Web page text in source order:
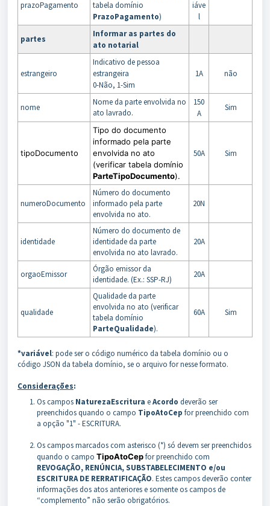
prazoPagamento
tabela domínio
PrazoPagamento)
iáve
l
partes
Informar as partes do
ato notarial
estrangeiro
Indicativo de pessoa
estrangeira
0-Não, 1-Sim
1A não
nome
Nome da parte envolvida no
ato lavrado.
150
A
Sim
tipoDocumento
Tipo do documento
informado pela parte
envolvida no ato
(verificar tabela domínio
ParteTipoDocumento).
50A Sim
numeroDocumento
Número do documento
informado pela parte
envolvida no ato.
20N
identidade
Número do documento de
identidade da parte
envolvida no ato lavrado.
20A
orgaoEmissor
Órgão emissor da
identidade. (Ex.: SSP-RJ)
20A
qualidade
Qualidade da parte
envolvida no ato (verificar
tabela domínio
ParteQualidade).
60A Sim
*variável: pode ser o código numérico da tabela domínio ou o
código JSON da tabela domínio, se o arquivo for nesse formato.
Considerações:
Os campos NaturezaEscritura eAcordo deverão ser
preenchidos quando o campo TipoAtoCep for preenchido com
a opção "1" - ESCRITURA.
Os campos marcados com asterisco (*) só devem ser preenchidos
quando o campo TipoAtoCepfor preenchido com
REVOGAÇÃO, RENÚNCIA, SUBSTABELECIMENTO e/ou
ESCRITURA DE RERRATIFICAÇÃO. Estes campos deverão conter
informações dos atos anteriores e somente os campos de
“complemento” não serão obrigatórios.